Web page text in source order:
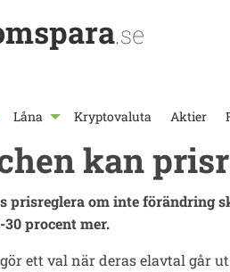
.se
Låna Kryptovaluta Aktier
kan
prisreglera om inte förändring
procent mer.
ett val när deras elavtal går